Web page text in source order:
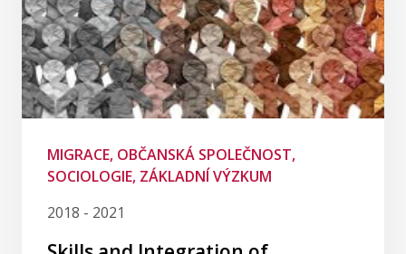
MIGRACE, OBČANSKÁ SPOLEČNOST,
SOCIOLOGIE, ZÁKLADNÍ VÝZKUM
2018 - 2021